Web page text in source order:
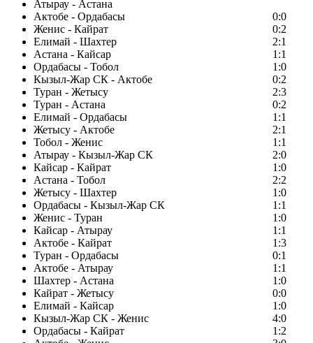
Атырау - Астана
Актобе - Ордабасы
0:0
Женис - Кайрат
0:2
Елимай - Шахтер
2:1
Астана - Кайсар
1:1
Ордабасы - Тобол
1:0
Кызыл-Жар СК - Актобе
0:2
Туран - Жетысу
2:3
Туран - Астана
0:2
Елимай - Ордабасы
1:1
Жетысу - Актобе
2:1
Тобол - Женис
1:1
Атырау - Кызыл-Жар СК
2:0
Кайсар - Кайрат
1:0
Астана - Тобол
2:2
Жетысу - Шахтер
1:0
Ордабасы - Кызыл-Жар СК
1:1
Женис - Туран
1:0
Кайсар - Атырау
1:1
Актобе - Кайрат
1:3
Туран - Ордабасы
0:1
Актобе - Атырау
1:1
Шахтер - Астана
1:0
Кайрат - Жетысу
0:0
Елимай - Кайсар
1:0
Кызыл-Жар СК - Женис
4:0
Ордабасы - Кайрат
1:2